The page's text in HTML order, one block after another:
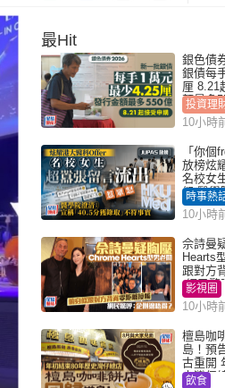
最Hit
銀色債
銀債每
厘 8.21
額最多
投資理
10小時
「你個
放榜炫
名校女
怒 醫學
「40.5
實｜
時事熱
10小時
佘詩曼
Hearts
跟對方
網民驚
得？
影視圈
10小時
檀島咖
島！預
古重開
史灣仔
飲食